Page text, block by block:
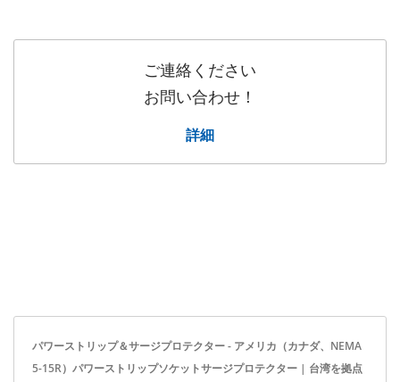
ご連絡ください
お問い合わせ！
詳細
パワーストリップ＆サージプロテクター - アメリカ（カナダ、NEMA
5-15R）パワーストリップソケットサージプロテクター | 台湾を拠点